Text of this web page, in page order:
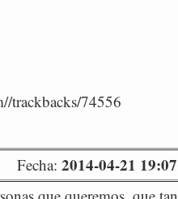
trackbacks/74556
Fecha: 2014-04-21 19:07